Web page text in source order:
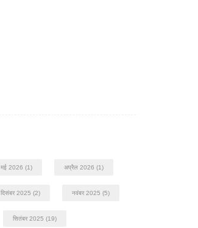
मई 2026 (1) अप्रैल 2026 (1)
दिसंबर 2025 (2) नवंबर 2025 (5)
सितंबर 2025 (19)